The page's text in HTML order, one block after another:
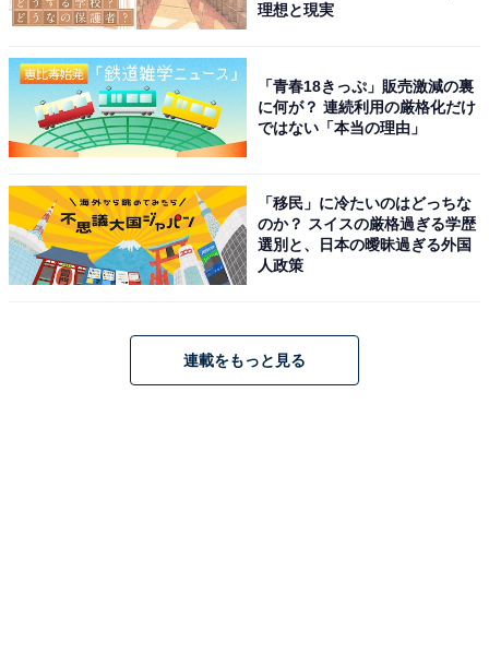
理想と現実
「青春18きっぷ」販売激減の裏
に何が？ 連続利用の厳格化だけ
ではない「本当の理由」
「移民」に冷たいのはどっちな
のか？ スイスの厳格過ぎる学歴
選別と、日本の曖昧過ぎる外国
人政策
連載をもっと見る